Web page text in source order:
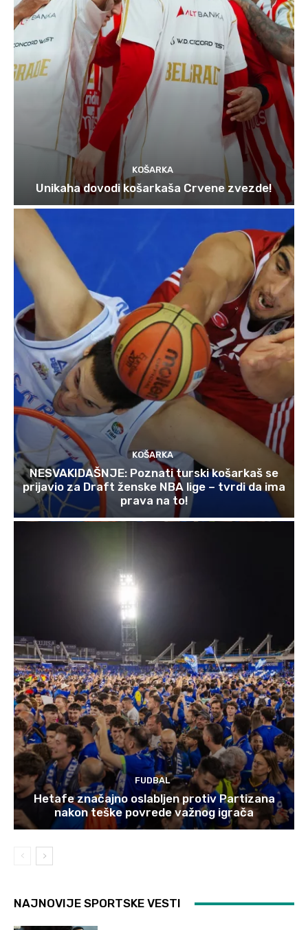
KOŠARKA
Unikaha dovodi košarkaša Crvene zvezde!
KOŠARKA
NESVAKIDAŠNJE: Poznati turski košarkaš se
prijavio za Draft ženske NBA lige – tvrdi da ima
prava na to!
FUDBAL
Hetafe značajno oslabljen protiv Partizana
nakon teške povrede važnog igrača
NAJNOVIJE SPORTSKE VESTI